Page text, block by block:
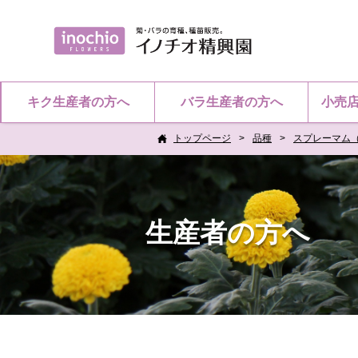
キク生産者の方へ バラ生産者の方へ 小売
トップページ 品種 スプレーマム
生産者の方へ